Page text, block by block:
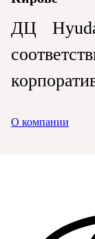
ДЦ
продажа
О компании